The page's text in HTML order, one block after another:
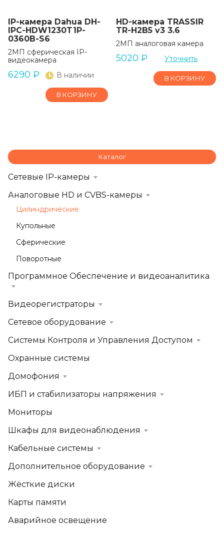
IP-камера Dahua DH-
IPC-HDW1230T1P-
0360B-S6
2МП сферическая IP-
видеокамера
6290 ₽ В наличии
В КОРЗИНУ
HD-камера TRASSIR
TR-H2B5 v3 3.6
2МП аналоговая камера
5020 ₽ Уточнить
В КОРЗИНУ
Каталог
Сетевые IP-камеры
Аналоговые HD и CVBS-камеры
Цилиндрические
Купольные
Сферические
Поворотные
Программное Обеспечение и видеоаналитика
Видеорегистраторы
Сетевое оборудование
Системы Контроля и Управления Доступом
Охранные системы
Домофония
ИБП и стабилизаторы напряжения
Мониторы
Шкафы для видеонаблюдения
Кабельные системы
Дополнительное оборудование
Жёсткие диски
Карты памяти
Аварийное освещение